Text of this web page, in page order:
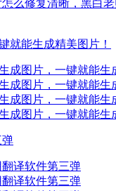
就能生成精美图片！
弹